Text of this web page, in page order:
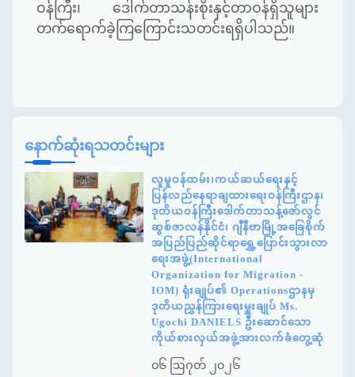
ဝန်ကြီး၊ ဒေါက်တာသန်းစိုးနှင့်တာဝန်ရှိသူများ
တက်ရောက်ခဲ့ကြကြောင်းသတင်းရရှိပါသည်။
နောက်ဆုံးရသတင်းများ
လူမှုဝန်ထမ်း၊ကယ်ဆယ်ရေးနှင့်
ပြန်လည်နေရာချထားရေးဝန်ကြီးဌာန၊
ဒုတိယဝန်ကြီးဒေါက်တာသန့်ဇော်လွင်
ဆွစ်ဇာလန်နိုင်ငံ၊ ဂျီနီဗာမြို့အခြေစိုက်
အပြည်ပြည်ဆိုင်ရာရွှေ့ပြောင်းသွားလာ
ရေးအဖွဲ့(International
Organization for Migration -
IOM) ရုံးချုပ်၏ Operationsဌာနမှ
ဒုတိယညွှန်ကြားရေးမှူးချုပ် Ms.
Ugochi DANIELS ဦးဆောင်သော
ကိုယ်စားလှယ်အဖွဲ့အားလက်ခံတွေ့ဆုံ
၀၆ ဩဂုတ် ၂၀၂၆